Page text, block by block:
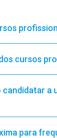
cursos
candidatar a
para